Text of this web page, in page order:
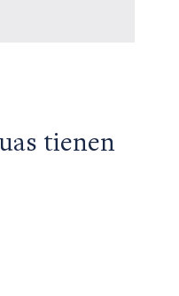
tienen